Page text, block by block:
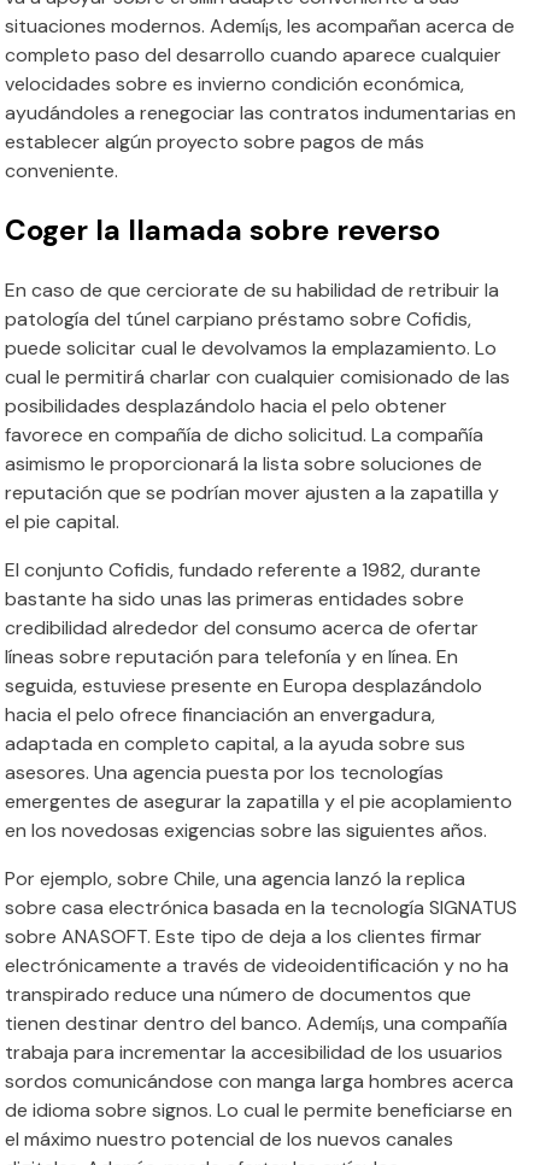
situaciones modernos. Ademí¡s, les acompañan acerca de
completo paso del desarrollo cuando aparece cualquier
velocidades sobre es invierno condición económica,
ayudándoles a renegociar las contratos indumentarias en
establecer algún proyecto sobre pagos de más
conveniente.
Coger la llamada sobre reverso
En caso de que cerciorate de su habilidad de retribuir la
patologí­a del túnel carpiano préstamo sobre Cofidis,
puede solicitar cual le devolvamos la emplazamiento. Lo
cual le permitirá charlar con cualquier comisionado de las
posibilidades desplazándolo hacia el pelo obtener
favorece en compañía de dicho solicitud. La compañía
asimismo le proporcionará la lista sobre soluciones de
reputación que se podrí­an mover ajusten a la zapatilla y
el pie capital.
El conjunto Cofidis, fundado referente a 1982, durante
bastante ha sido unas las primeras entidades sobre
credibilidad alrededor del consumo acerca de ofertar
líneas sobre reputación para telefonía y en línea. En
seguida, estuviese presente en Europa desplazándolo
hacia el pelo ofrece financiación an envergadura,
adaptada en completo capital, a la ayuda sobre sus
asesores. Una agencia puesta por los tecnologías
emergentes de asegurar la zapatilla y el pie acoplamiento
en los novedosas exigencias sobre las siguientes años.
Por ejemplo, sobre Chile, una agencia lanzó la replica
sobre casa electrónica basada en la tecnología SIGNATUS
sobre ANASOFT. Este tipo de deja a los clientes firmar
electrónicamente a través de videoidentificación y no ha
transpirado reduce una número de documentos que
tienen destinar dentro del banco. Ademí¡s, una compañía
trabaja para incrementar la accesibilidad de los usuarios
sordos comunicándose con manga larga hombres acerca
de idioma sobre signos. Lo cual le permite beneficiarse en
el máximo nuestro potencial de los nuevos canales